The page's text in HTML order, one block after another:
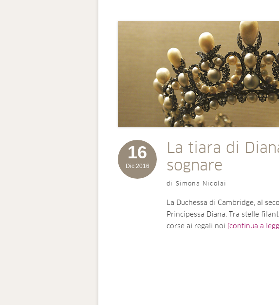
16
Dic 2016
La tiara di
sognare
di Simona Nicolai
La Duchessa di Cambridge, al
Principessa Diana. Tra stelle
corse ai regali noi
[continua a